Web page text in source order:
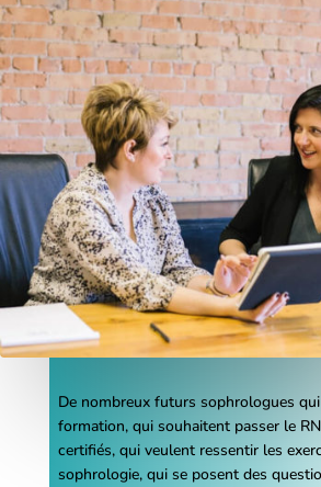
De nombreux futurs sophrologues
formation, qui souhaitent passer le
certifiés, qui veulent ressentir les
sophrologie, qui se posent des